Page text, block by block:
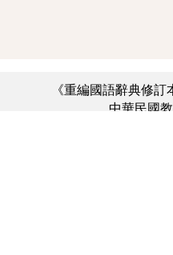
《重編國語辭典修
中華民國